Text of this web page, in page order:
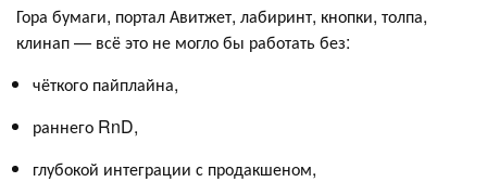
Гора бумаги, портал Авитжет, лабиринт, кнопки, толпа,
клинап — всё это не могло бы работать без:
чёткого пайплайна,
раннего RnD,
глубокой интеграции с продакшеном,